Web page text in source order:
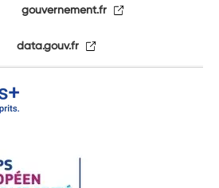
gouvernement.fr
data.gouv.fr